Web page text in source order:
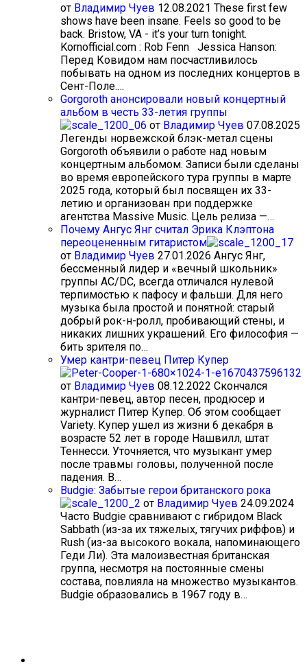
от Владимир Чуев 12.08.2021 These first few
shows have been insane. Feels so good to be
back. Bristow, VA - it’s your turn tonight.
Kornofficial.com : Rob Fenn Jessica Hanson:
Перед Ковидом нам посчастливилось
побывать на одном из последних концертов в
Сент-Поле.…
Gorgoroth анонсировали новый концертный
альбом в честь 33-летия группы
от Владимир Чуев 07.08.2025
Легенды норвежской блэк-метал сцены
Gorgoroth объявили о работе над новым
концертным альбомом. Записи были сделаны
во время европейского тура группы в марте
2025 года, который был посвящен их 33-
летию и организован при поддержке
агентства Massive Music. Цель релиза —…
Почему Ангус Янг считал Эрика Клэптона
переоцененным гитаристом
от Владимир Чуев 27.01.2026 Ангус Янг,
бессменный лидер и «вечный школьник»
группы AC/DC, всегда отличался нулевой
терпимостью к пафосу и фальши. Для него
музыка была простой и понятной: старый
добрый рок-н-ролл, пробивающий стены, и
никаких лишних украшений. Его философия —
бить зрителя по…
Умер кантри-певец Питер Купер
от Владимир Чуев 08.12.2022 Скончался
кантри-певец, автор песен, продюсер и
журналист Питер Купер. Об этом сообщает
Variety. Купер ушел из жизни 6 декабря в
возрасте 52 лет в городе Нашвилл, штат
Теннесси. Уточняется, что музыкант умер
после травмы головы, полученной после
падения. В…
Budgie: Забытые герои британского рока
от Владимир Чуев 24.09.2024
Часто Budgie сравнивают с гибридом Black
Sabbath (из-за их тяжелых, тягучих риффов) и
Rush (из-за высокого вокала, напоминающего
Геди Ли). Эта малоизвестная британская
группа, несмотря на постоянные смены
состава, повлияла на множество музыкантов.
Budgie образовались в 1967 году в…